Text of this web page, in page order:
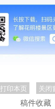
打印本页 关闭
稿件收藏